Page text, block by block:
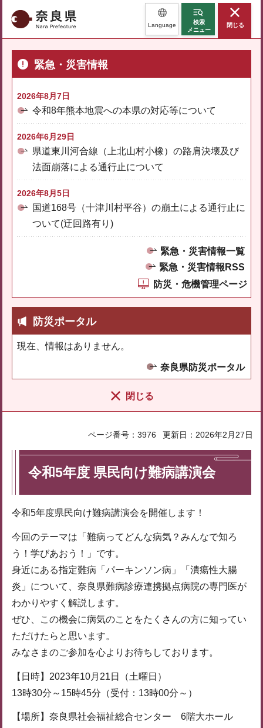
奈良県 Language
検索
メニュー
閉じる
緊急・災害情報
2026年8月7日
令和8年熊本地震への本県の対応等について
2026年6月29日
県道東川河合線（上北山村小橡）の路肩決壊及び
法面崩落による通行止について
2026年8月5日
国道168号（十津川村平谷）の崩土による通行止に
ついて(迂回路有り)
緊急・災害情報一覧
緊急・災害情報RSS
防災・危機管理ページ
防災ポータル
現在、情報はありません。
奈良県防災ポータル
閉じる
ページ番号：3976 更新日：2026年2月27日
令和5年度 県民向け難病講演会
令和5年度県民向け難病講演会を開催します！
今回のテーマは「難病ってどんな病気？みんなで知ろ
う！学びあおう！」です。
身近にある指定難病「パーキンソン病」「潰瘍性大腸
炎」について、奈良県難病診療連携拠点病院の専門医が
わかりやすく解説します。
ぜひ、この機会に病気のことをたくさんの方に知ってい
ただけたらと思います。
みなさまのご参加を心よりお待ちしております。
【日時】2023年10月21日（土曜日）
13時30分～15時45分（受付：13時00分～）
【場所】奈良県社会福祉総合センター 6階大ホール